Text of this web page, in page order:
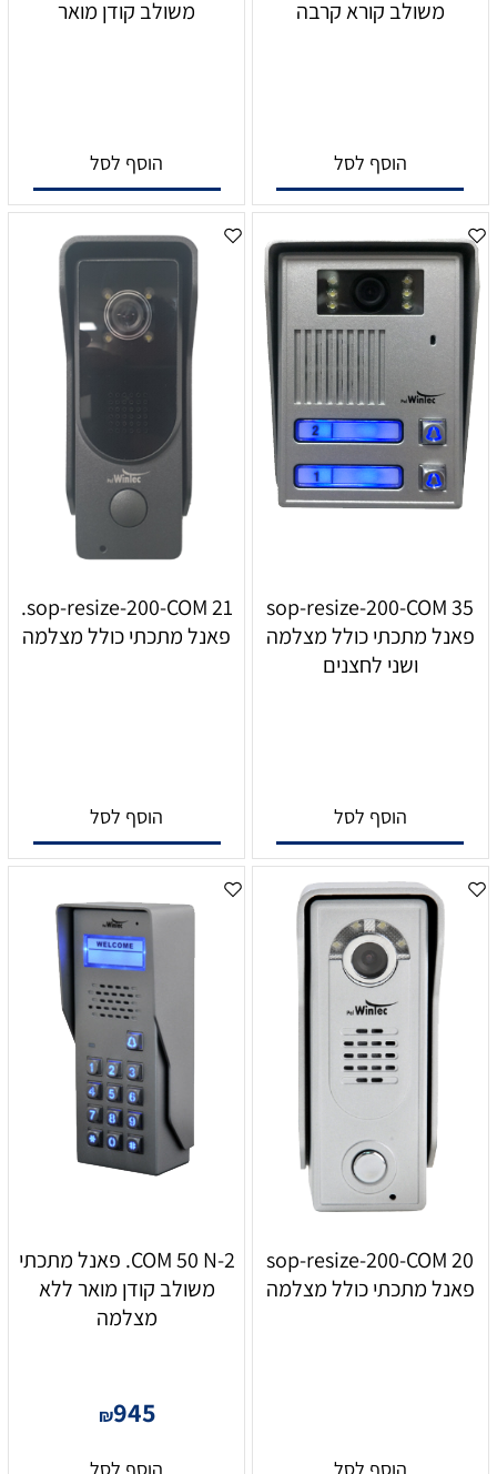
משולב קורא קרבה
הוסף לסל
משולב קודן מואר
הוסף לסל
sop-resize-200-COM 35
פאנל מתכתי כולל מצלמה
ושני לחצנים
הוסף לסל
sop-resize-200-COM 21.
פאנל מתכתי כולל מצלמה
הוסף לסל
sop-resize-200-COM 20
פאנל מתכתי כולל מצלמה
COM 50 N-2. פאנל מתכתי
משולב קודן מואר ללא
מצלמה
₪945